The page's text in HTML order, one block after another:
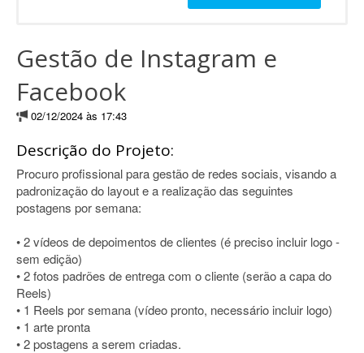
Gestão de Instagram e
Facebook
02/12/2024 às 17:43
Descrição do Projeto:
Procuro profissional para gestão de redes sociais, visando a
padronização do layout e a realização das seguintes
postagens por semana:
• 2 vídeos de depoimentos de clientes (é preciso incluir logo -
sem edição)
• 2 fotos padrões de entrega com o cliente (serão a capa do
Reels)
• 1 Reels por semana (vídeo pronto, necessário incluir logo)
• 1 arte pronta
• 2 postagens a serem criadas.